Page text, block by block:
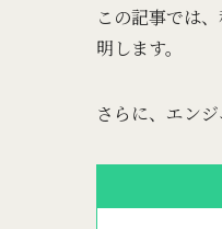
この記事では
明します。
さらに、エン